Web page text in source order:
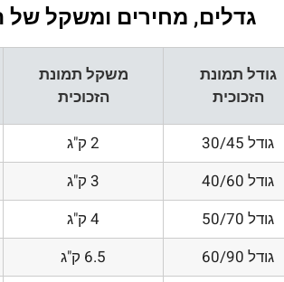
גדלים, מחירים ומשקל של
גודל תמונת
הזכוכית
משקל תמונת
הזכוכית
גודל 30/45 2 ק"ג
גודל 40/60
3 ק"ג
גודל 50/70
4 ק"ג
גודל 60/90
6.5 ק"ג